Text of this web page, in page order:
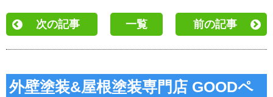
次の記事 一覧 前の記事
外壁塗装&屋根塗装専門店 GOODペ